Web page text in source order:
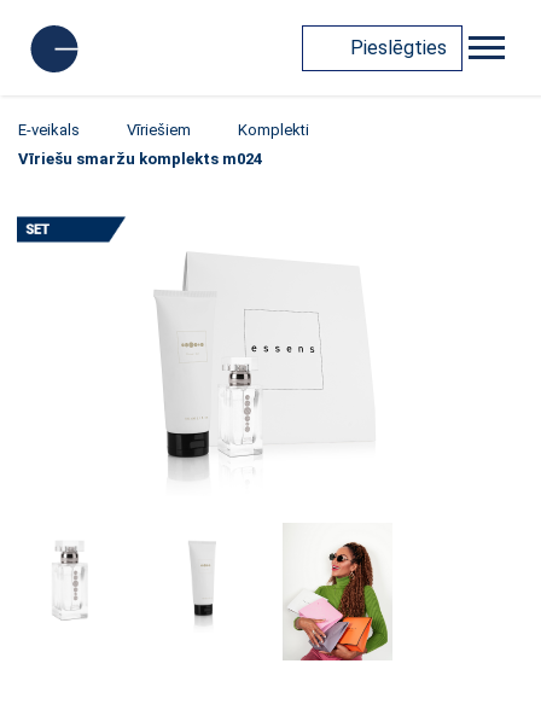
Pieslēgties
E-veikals Vīriešiem
Komplekti
Vīriešu smaržu komplekts m024